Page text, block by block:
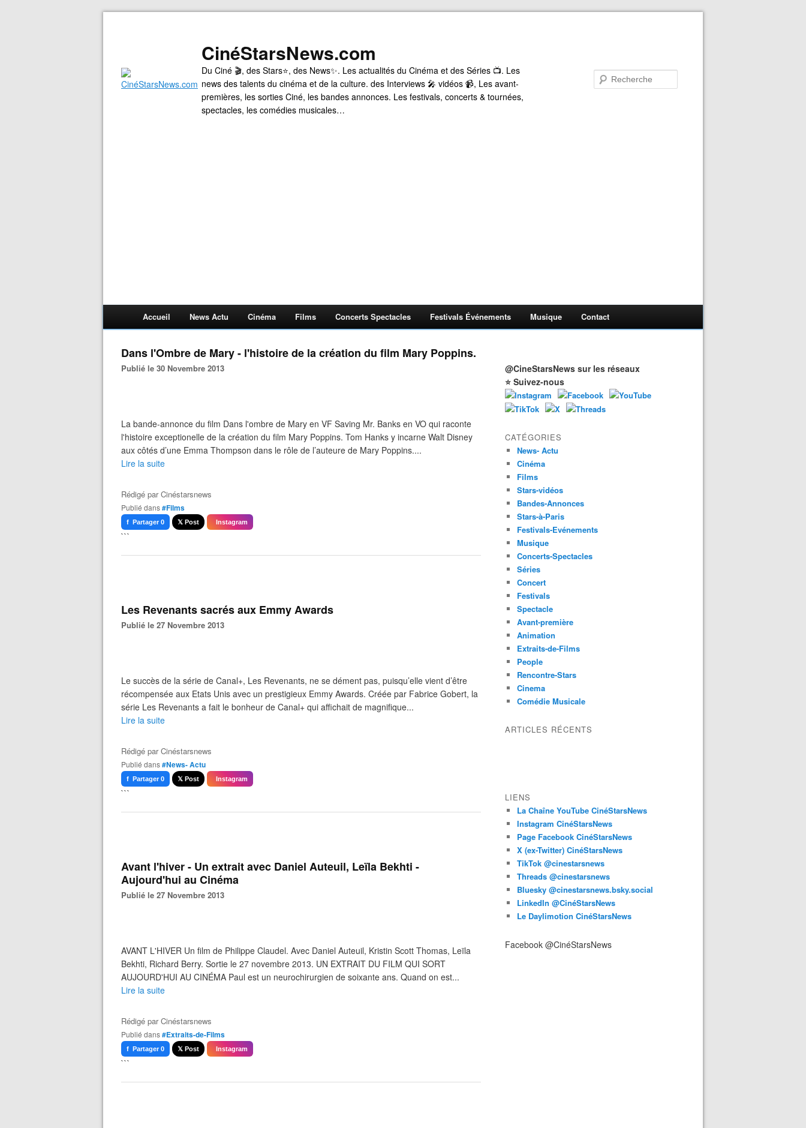
CinéStarsNews.com
Du Ciné 🎬, des Stars⭐, des News✨. Les actualités du Cinéma et des Séries 📺. Les
news des talents du cinéma et de la culture. des Interviews 🎤 vidéos 📹, Les avant-
premières, les sorties Ciné, les bandes annonces. Les festivals, concerts & tournées,
spectacles, les comédies musicales…
Accueil News Actu Cinéma Films Concerts Spectacles Festivals Événements Musique Contact
Dans l'Ombre de Mary - l'histoire de la création du film Mary Poppins.
Publié le 30 Novembre 2013
La bande-annonce du film Dans l'ombre de Mary en VF Saving Mr. Banks en VO qui raconte
l'histoire exceptionelle de la création du film Mary Poppins. Tom Hanks y incarne Walt Disney
aux côtés d’une Emma Thompson dans le rôle de l’auteure de Mary Poppins....
Lire la suite
Rédigé parCinéstarsnews
Publié dans#Films
f Partager 0 𝕏 Post Instagram
```
Les Revenants sacrés aux Emmy Awards
Publié le 27 Novembre 2013
Le succès de la série de Canal+, Les Revenants, ne se dément pas, puisqu’elle vient d’être
récompensée aux Etats Unis avec un prestigieux Emmy Awards. Créée par Fabrice Gobert, la
série Les Revenants a fait le bonheur de Canal+ qui affichait de magnifique...
Lire la suite
Rédigé parCinéstarsnews
Publié dans#News- Actu
f Partager 0 𝕏 Post Instagram
```
Avant l'hiver - Un extrait avec Daniel Auteuil, Leïla Bekhti -
Aujourd'hui au Cinéma
Publié le 27 Novembre 2013
AVANT L'HIVER Un film de Philippe Claudel. Avec Daniel Auteuil, Kristin Scott Thomas, Leïla
Bekhti, Richard Berry. Sortie le 27 novembre 2013. UN EXTRAIT DU FILM QUI SORT
AUJOURD'HUI AU CINÉMA Paul est un neurochirurgien de soixante ans. Quand on est...
Lire la suite
Rédigé parCinéstarsnews
Publié dans#Extraits-de-Films
f Partager 0 𝕏 Post Instagram
```
@CineStarsNews sur les réseaux
⭐ Suivez-nous
CATÉGORIES
News- Actu
Cinéma
Films
Stars-vidéos
Bandes-Annonces
Stars-à-Paris
Festivals-Evénements
Musique
Concerts-Spectacles
Séries
Concert
Festivals
Spectacle
Avant-première
Animation
Extraits-de-Films
People
Rencontre-Stars
Cinema
Comédie Musicale
ARTICLES RÉCENTS
LIENS
La Chaîne YouTube CinéStarsNews
Instagram CinéStarsNews
Page Facebook CinéStarsNews
X (ex-Twitter) CinéStarsNews
TikTok @cinestarsnews
Threads @cinestarsnews
Bluesky @cinestarsnews.bsky.social‬
LinkedIn @CinéStarsNews
Le Daylimotion CinéStarsNews
Facebook @CinéStarsNews